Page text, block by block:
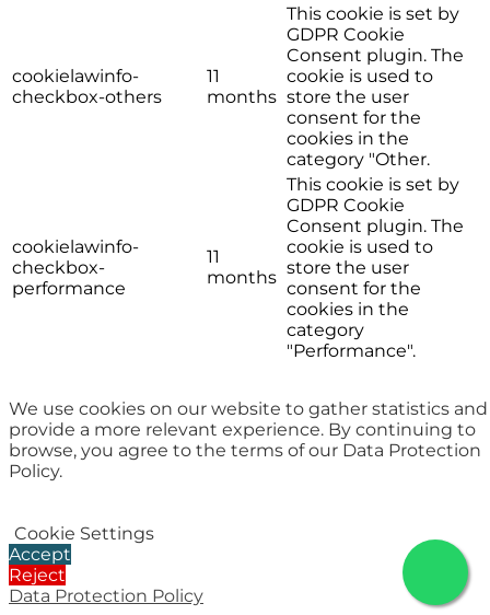
We use cookies on our website to gather statistics and
provide a more relevant experience. By continuing to
browse, you agree to the terms of our Data Protection
Policy.
Cookie Settings
Accept
Reject
Data Protection Policy
cookielawinfo-
checkbox-others
11
months
This cookie is set by
GDPR Cookie
Consent plugin. The
cookie is used to
store the user
consent for the
cookies in the
category "Other.
cookielawinfo-
checkbox-
performance
11
months
This cookie is set by
GDPR Cookie
Consent plugin. The
cookie is used to
store the user
consent for the
cookies in the
category
"Performance".
viewed_cookie_policy
11
the GDPR Cookie
Consent plugin and
is used to store
whether or not user
SALVAR E ACEITAR